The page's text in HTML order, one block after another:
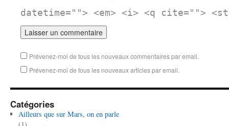
datetime=""> <em> <i> <q cite="">
Prévenez-moi de tous les nouveaux commentaires par email.
Prévenez-moi de tous les nouveaux articles par email.
Catégories
Ailleurs que sur Mars, on en parle